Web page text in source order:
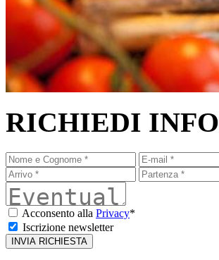
RICHIEDI INFO
Acconsento alla Privacy*
Iscrizione newsletter